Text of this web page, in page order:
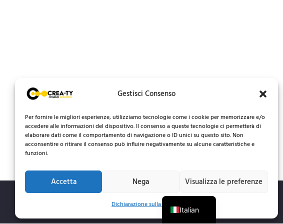
Gestisci Consenso
Per fornire le migliori esperienze, utilizziamo tecnologie come i cookie per memorizzare e/o
accedere alle informazioni del dispositivo. Il consenso a queste tecnologie ci permetterà di
elaborare dati come il comportamento di navigazione o ID unici su questo sito. Non
acconsentire o ritirare il consenso può influire negativamente su alcune caratteristiche e
funzioni.
Accetta Nega Visualizza le preferenze
Dichiarazione sulla PrivacyItalian